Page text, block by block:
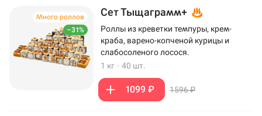
–31%
Много роллов Сет Тыщаграмм+
Роллы из креветки темпуры, крем-
краба, варено-копченой курицы и
слабосоленого лосося.
1 кг · 40 шт.
1099 ₽ 1596 ₽